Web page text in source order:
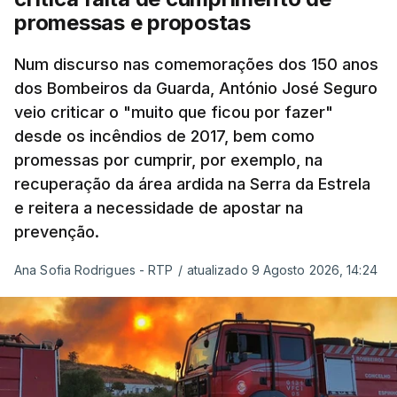
questões económicas de um país em guerra que
se confronta agora com uma inflação de 88%.
De acordo com a informação oficial, que não indica
onde ou quando decorreu a reunião, Khamenei e
Pezeshkian discutiram ainda formas de garantir
recursos e gerir as despesas "em riais, divisas e
energia", bem como sobre a cooperação
económica com parceiros estrangeiros.
"corrijam o comportamento". Teerão deixou ainda
novas exigências para reabrir o Estreito de Ormuz,
incluindo o fim do bloqueio naval, suspensão das
sanções e fim das operações militares contra o
país e aliados regionais.
promessas e propostas
Num discurso nas comemorações dos 150 anos
dos Bombeiros da Guarda, António José Seguro
veio criticar o "muito que ficou por fazer"
desde os incêndios de 2017, bem como
promessas por cumprir, por exemplo, na
recuperação da área ardida na Serra da Estrela
e reitera a necessidade de apostar na
prevenção.
Ana Sofia Rodrigues - RTP / atualizado 9 Agosto 2026, 14:24